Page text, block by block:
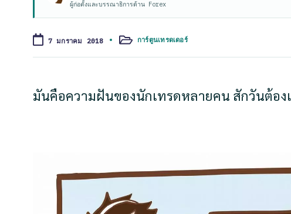
ผู้ก่อตั้งและบรรณาธิการด้าน Forex
7 มกราคม 2018
Postedการ์ตูนเทรดเดอร์
มันคือความฝันของนักเทรดหลายคน สักวันต้อ